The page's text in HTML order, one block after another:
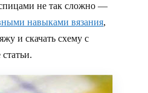
не так сложно —
навыками вязания,
и скачать схему с